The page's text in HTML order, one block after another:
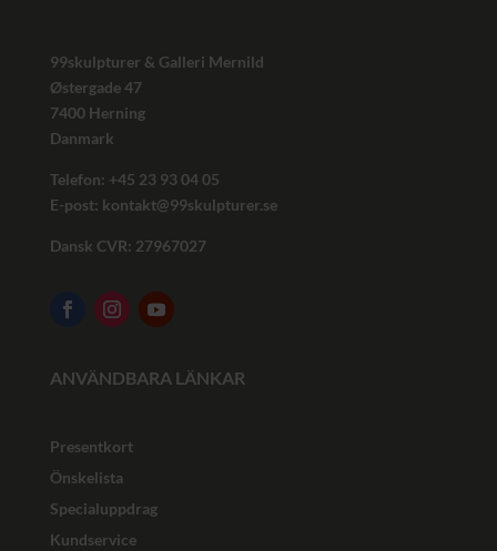
99skulpturer & Galleri Mernild
Østergade 47
7400 Herning
Danmark
Telefon: +45 23 93 04 05
E-post: kontakt@99skulpturer.se
Dansk CVR: 27967027
ANVÄNDBARA LÄNKAR
Presentkort
Önskelista
Specialuppdrag
Kundservice